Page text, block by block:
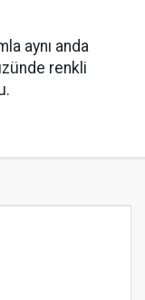
aynı anda
renkli